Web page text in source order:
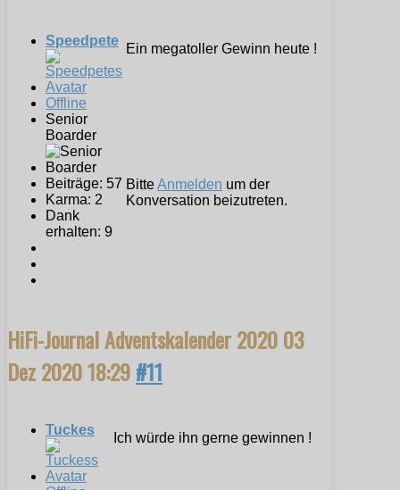
Speedpete
Offline
Senior
Boarder
Beiträge: 57
Karma: 2
Dank
erhalten: 9
Ein megatoller Gewinn heute !
BitteAnmelden um der
Konversation beizutreten.
HiFi-Journal Adventskalender 202003
Dez 2020 18:29#11
Tuckes
Ich würde ihn gerne gewinnen !